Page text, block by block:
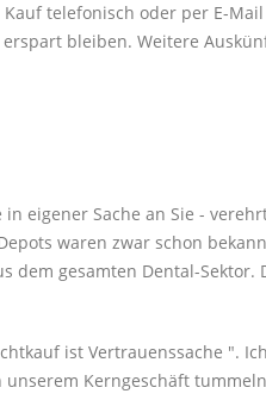
telefonisch oder per E-
bleiben. Weitere
eigener Sache an Sie -
waren zwar schon
gesamten Dental-Sektor.
ist Vertrauenssache ".
Kerngeschäft